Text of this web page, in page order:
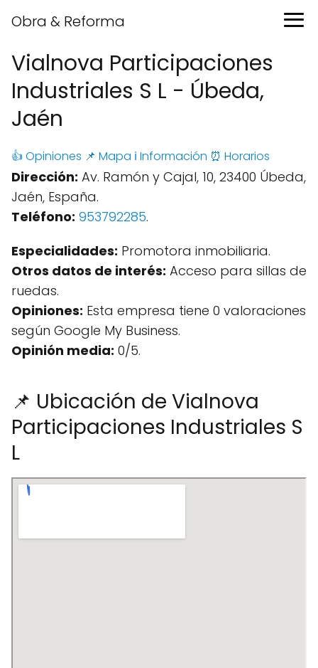
Obra & Reforma
Vialnova Participaciones
Industriales S L - Úbeda,
Jaén
👍 Opiniones 📌 Mapa ℹ️ Información ⏰ Horarios
Dirección: Av. Ramón y Cajal, 10, 23400 Úbeda,
Jaén, España.
Teléfono: 953792285.
Especialidades: Promotora inmobiliaria.
Otros datos de interés: Acceso para sillas de
ruedas.
Opiniones: Esta empresa tiene 0 valoraciones
según Google My Business.
Opinión media: 0/5.
📌 Ubicación de Vialnova
Participaciones Industriales S
L